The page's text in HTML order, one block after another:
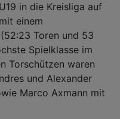
in die Kreisliga auf
einem
Toren und 53
Spielklasse im
Torschützen waren
und Alexander
Marco Axmann mit